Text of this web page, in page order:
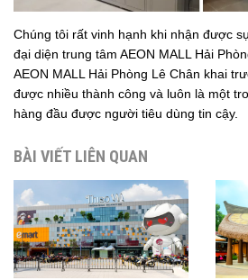
Chúng tôi rất vinh hạnh khi nhận được
đại diện trung tâm AEON MALL Hải
AEON MALL Hải Phòng Lê Chân khai
được nhiều thành công và luôn là một
hàng đầu được người tiêu dùng tin cậy.
BÀI VIẾT LIÊN QUAN